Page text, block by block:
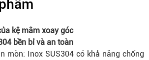
kệ mâm xoay góc
bền bỉ và an toàn
mòn: Inox SUS304 có khả năng chống